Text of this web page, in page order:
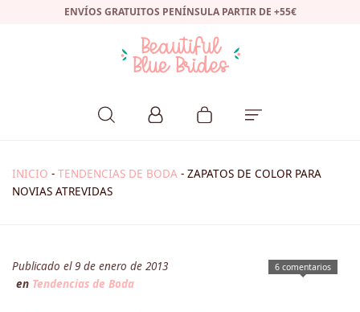
ENVÍOS GRATUITOS PENÍNSULA PARTIR DE +55€
INICIO - TENDENCIAS DE BODA - ZAPATOS DE COLOR PARA
NOVIAS ATREVIDAS
6 comentarios
Publicado el 9 de enero de 2013
en Tendencias de Boda